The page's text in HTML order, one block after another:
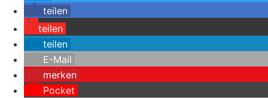
teilen
teilen
teilen
E-Mail
merken
Pocket